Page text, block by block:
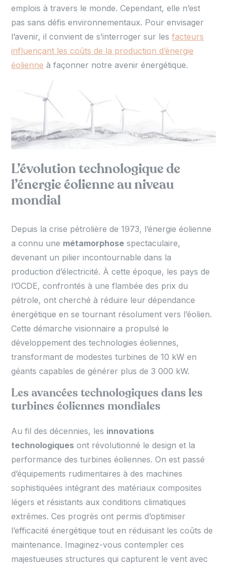
emplois à travers le monde. Cependant, elle n’est
pas sans défis environnementaux. Pour envisager
l’avenir, il convient de s’interroger sur lesfacteurs
influençant les coûts de la production d’énergie
éolienne à façonner notre avenir énergétique.
L’évolution technologique de
l’énergie éolienne au niveau
mondial
Depuis la crise pétrolière de 1973, l’énergie éolienne
a connu une métamorphose spectaculaire,
devenant un pilier incontournable dans la
production d’électricité. À cette époque, les pays de
l’OCDE, confrontés à une flambée des prix du
pétrole, ont cherché à réduire leur dépendance
énergétique en se tournant résolument vers l’éolien.
Cette démarche visionnaire a propulsé le
développement des technologies éoliennes,
transformant de modestes turbines de 10 kW en
géants capables de générer plus de 3 000 kW.
Les avancées technologiques dans les
turbines éoliennes mondiales
Au fil des décennies, les innovations
technologiques ont révolutionné le design et la
performance des turbines éoliennes. On est passé
d’équipements rudimentaires à des machines
sophistiquées intégrant des matériaux composites
légers et résistants aux conditions climatiques
extrêmes. Ces progrès ont permis d’optimiser
l’efficacité énergétique tout en réduisant les coûts de
maintenance. Imaginez-vous contempler ces
majestueuses structures qui capturent le vent avec